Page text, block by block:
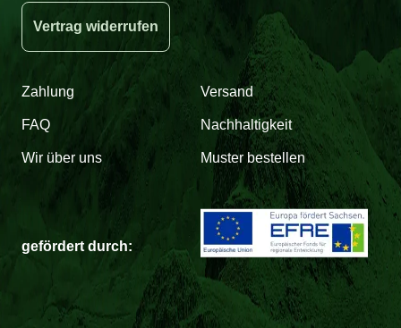
Vertrag widerrufen
Zahlung Versand
FAQ Nachhaltigkeit
Wir über uns Muster bestellen
gefördert durch: